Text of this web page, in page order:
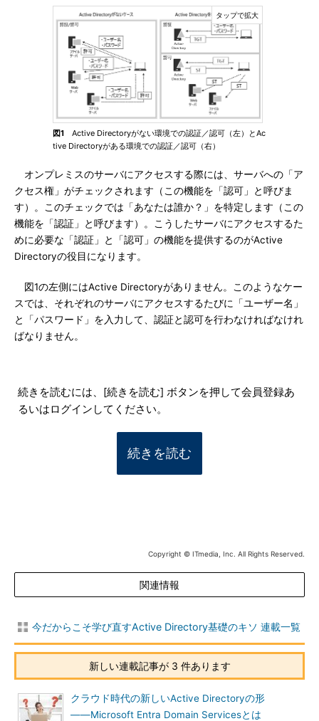
図1 Active Directoryがない環境での認証／認可（左）とAc
tive Directoryがある環境での認証／認可（右）
オンプレミスのサーバにアクセスする際には、サーバへの「ア
クセス権」がチェックされます（この機能を「認可」と呼びま
す）。このチェックでは「あなたは誰か？」を特定します（この
機能を「認証」と呼びます）。こうしたサーバにアクセスするた
めに必要な「認証」と「認可」の機能を提供するのがActive
Directoryの役目になります。
図1の左側にはActive Directoryがありません。このようなケー
スでは、それぞれのサーバにアクセスするたびに「ユーザー名」
と「パスワード」を入力して、認証と認可を行わなければなけれ
ばなりません。
続きを読むには、[続きを読む] ボタンを押して会員登録あ
るいはログインしてください。
続きを読む
Copyright © ITmedia, Inc. All Rights Reserved.
関連情報
今だからこそ学び直すActive Directory基礎のキソ 連載一覧
新しい連載記事が 3 件あります
クラウド時代の新しいActive Directoryの形
――Microsoft Entra Domain Servicesとは